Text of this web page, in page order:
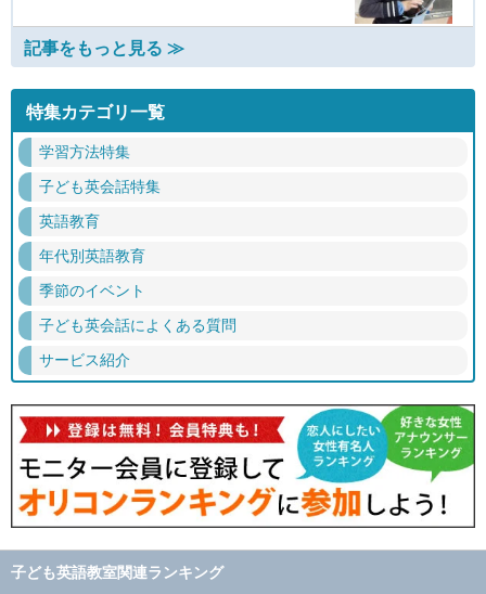
記事をもっと見る ≫
特集カテゴリ一覧
学習方法特集
子ども英会話特集
英語教育
年代別英語教育
季節のイベント
子ども英会話によくある質問
サービス紹介
子ども英語教室関連ランキング